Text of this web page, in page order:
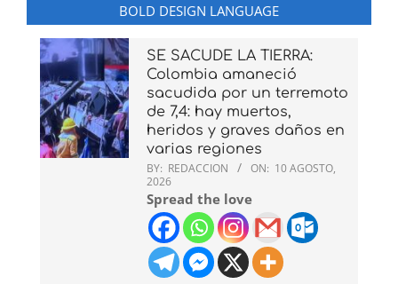
BOLD DESIGN LANGUAGE
SE SACUDE LA TIERRA:
Colombia amaneció
sacudida por un terremoto
de 7,4: hay muertos,
heridos y graves daños en
varias regiones
BY: REDACCION ON: 10 AGOSTO,
2026
Spread the love